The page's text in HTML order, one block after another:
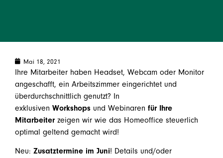
Mai 18, 2021
Ihre Mitarbeiter haben Headset, Webcam oder Monitor
angeschafft, ein Arbeitszimmer eingerichtet und
überdurchschnittlich genutzt? In
exklusiven Workshops und Webinaren für Ihre
Mitarbeiterzeigen wir wie das Homeoffice steuerlich
optimal geltend gemacht wird!
Neu: Zusatztermine im Juni! Details und/oder